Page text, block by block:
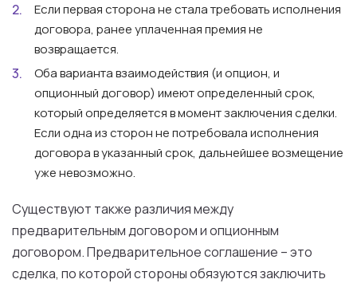
Если первая сторона не стала требовать исполнения
договора, ранее уплаченная премия не
возвращается.
Оба варианта взаимодействия (и опцион, и
опционный договор) имеют определенный срок,
который определяется в момент заключения сделки.
Если одна из сторон не потребовала исполнения
договора в указанный срок, дальнейшее возмещение
уже невозможно.
Существуют также различия между
предварительным договором и опционным
договором. Предварительное соглашение – это
сделка, по которой стороны обязуются заключить